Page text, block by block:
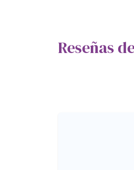
Reseñas